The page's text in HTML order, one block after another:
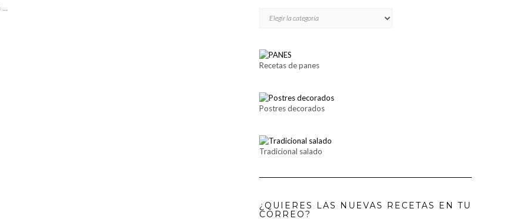
…
Recetas de panes
Postres decorados
Tradicional salado
¿QUIERES LAS NUEVAS RECETAS EN TU
CORREO?